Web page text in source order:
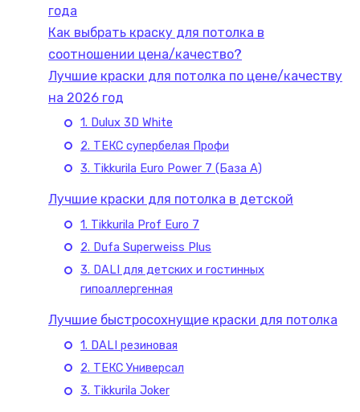
года
Как выбрать краску для потолка в
соотношении цена/качество?
Лучшие краски для потолка по цене/качеству
на 2026 год
1. Dulux 3D White
2. ТЕКС супербелая Профи
3. Tikkurila Euro Power 7 (База А)
Лучшие краски для потолка в детской
1. Tikkurila Prof Euro 7
2. Dufa Superweiss Plus
3. DALI для детских и гостинных
гипоаллергенная
Лучшие быстросохнущие краски для потолка
1. DALI резиновая
2. ТЕКС Универсал
3. Tikkurila Joker